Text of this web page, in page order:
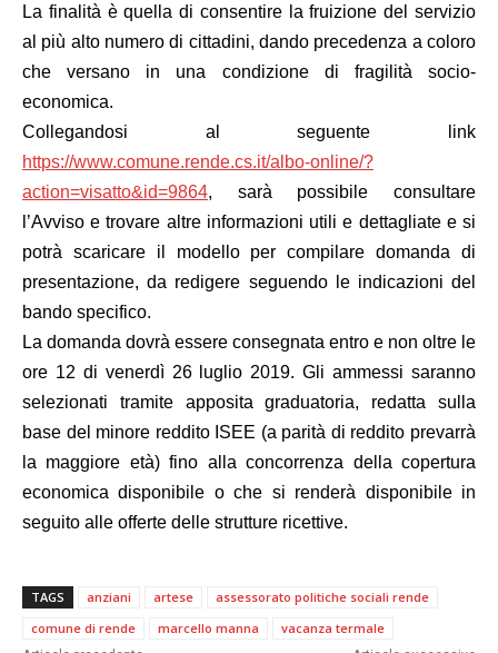
La finalità è quella di consentire la fruizione del servizio
al più alto numero di cittadini, dando precedenza a coloro
che versano in una condizione di fragilità socio-
economica.
Collegandosi al seguente link
https://www.comune.rende.cs.it/albo-online/?
action=visatto&id=9864, sarà possibile consultare
l’Avviso e trovare altre informazioni utili e dettagliate e si
potrà scaricare il modello per compilare domanda di
presentazione, da redigere seguendo le indicazioni del
bando specifico.
La domanda dovrà essere consegnata entro e non oltre le
ore 12 di venerdì 26 luglio 2019. Gli ammessi saranno
selezionati tramite apposita graduatoria, redatta sulla
base del minore reddito ISEE (a parità di reddito prevarrà
la maggiore età) fino alla concorrenza della copertura
economica disponibile o che si renderà disponibile in
seguito alle offerte delle strutture ricettive.
TAGS anziani artese
assessorato politiche sociali rende
comune di rende
marcello manna vacanza termale